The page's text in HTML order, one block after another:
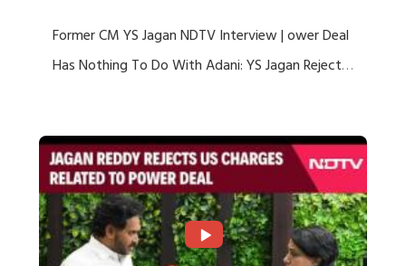
Former CM YS Jagan NDTV Interview | ower Deal
Has Nothing To Do With Adani: YS Jagan Rejects